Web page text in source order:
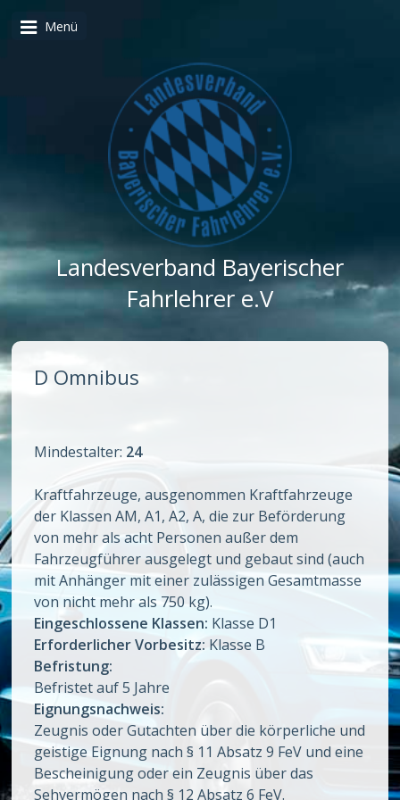
Menü
Landesverband Bayerischer
Fahrlehrer e.V
D Omnibus
Mindestalter: 24
Kraftfahrzeuge, ausgenommen Kraftfahrzeuge
der Klassen AM, A1, A2, A, die zur Beförderung
von mehr als acht Personen außer dem
Fahrzeugführer ausgelegt und gebaut sind (auch
mit Anhänger mit einer zulässigen Gesamtmasse
von nicht mehr als 750 kg).
Eingeschlossene Klassen: Klasse D1
Erforderlicher Vorbesitz: Klasse B
Befristung:
Befristet auf 5 Jahre
Eignungsnachweis:
Zeugnis oder Gutachten über die körperliche und
geistige Eignung nach § 11 Absatz 9 FeV und eine
Bescheinigung oder ein Zeugnis über das
Sehvermögen nach § 12 Absatz 6 FeV.